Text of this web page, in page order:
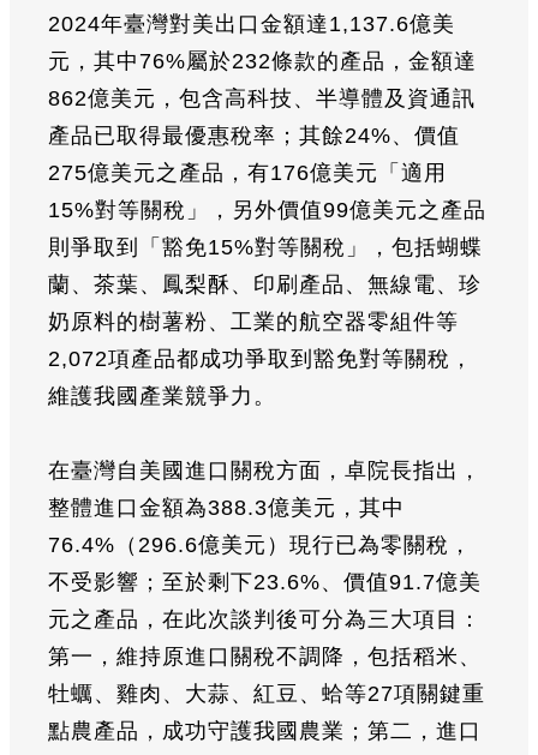
2024年臺灣對美出口金額達1,137.6億美
元，其中76%屬於232條款的產品，金額達
862億美元，包含高科技、半導體及資通訊
產品已取得最優惠稅率；其餘24%、價值
275億美元之產品，有176億美元「適用
15%對等關稅」，另外價值99億美元之產品
則爭取到「豁免15%對等關稅」，包括蝴蝶
蘭、茶葉、鳳梨酥、印刷產品、無線電、珍
奶原料的樹薯粉、工業的航空器零組件等
2,072項產品都成功爭取到豁免對等關稅，
維護我國產業競爭力。
在臺灣自美國進口關稅方面，卓院長指出，
整體進口金額為388.3億美元，其中
76.4%（296.6億美元）現行已為零關稅，
不受影響；至於剩下23.6%、價值91.7億美
元之產品，在此次談判後可分為三大項目：
第一，維持原進口關稅不調降，包括稻米、
牡蠣、雞肉、大蒜、紅豆、蛤等27項關鍵重
點農產品，成功守護我國農業；第二，進口